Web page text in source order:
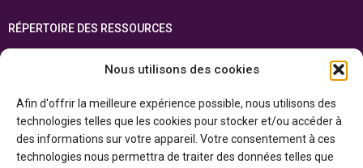
Nous utilisons des cookies
Afin d'offrir la meilleure expérience possible, nous utilisons des
technologies telles que les cookies pour stocker et/ou accéder à
des informations sur votre appareil. Votre consentement à ces
technologies nous permettra de traiter des données telles que
RÉPERTOIRE DES RESSOURCES
ENGLISH
Cette ressource est réalisée grâce au soutien financier du gouvernement de
l’Ontario et du gouvernement duCanada par l’entremise du ministère du